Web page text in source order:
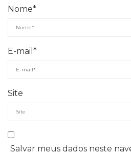
Nome*
E-mail *
Site
Salvar meus dados neste